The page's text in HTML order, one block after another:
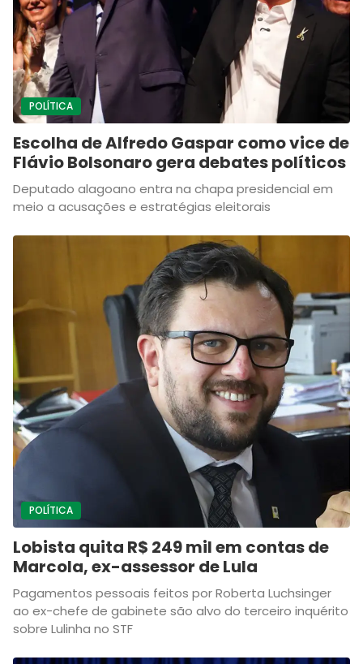
POLÍTICA
Escolha de Alfredo Gaspar como vice de
Flávio Bolsonaro gera debates políticos
Deputado alagoano entra na chapa presidencial em
meio a acusações e estratégias eleitorais
POLÍTICA
Lobista quita R$ 249 mil em contas de
Marcola, ex-assessor de Lula
Pagamentos pessoais feitos por Roberta Luchsinger
ao ex-chefe de gabinete são alvo do terceiro inquérito
sobre Lulinha no STF